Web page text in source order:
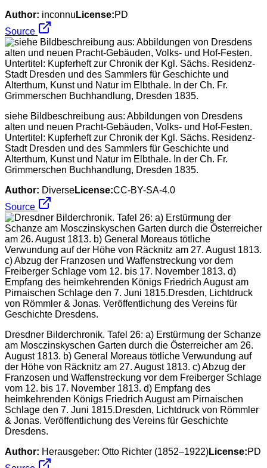
Author: inconnu License:PD
Source
siehe Bildbeschreibung aus: Abbildungen von Dresdens
alten und neuen Pracht-Gebäuden, Volks- und Hof-Festen.
Untertitel: Kupferheft zur Chronik der Kgl. Sächs. Residenz-
Stadt Dresden und des Sammlers für Geschichte und
Alterthum, Kunst und Natur im Elbthale. In der Ch. Fr.
Grimmerschen Buchhandlung, Dresden 1835.
Author: DiverseLicense:CC-BY-SA-4.0
Source
Dresdner Bilderchronik. Tafel 26: a) Erstürmung der Schanze
am Mosczinskyschen Garten durch die Österreicher am 26.
August 1813. b) General Moreaus tötliche Verwundung auf
der Höhe von Räcknitz am 27. August 1813. c) Abzug der
Franzosen und Waffenstreckung vor dem Freiberger Schlage
vom 12. bis 17. November 1813. d) Empfang des
heimkehrenden Königs Friedrich August am Pirnaischen
Schlage den 7. Juni 1815.Dresden, Lichtdruck von Römmler
& Jonas. Veröffentlichung des Vereins für Geschichte
Dresdens.
Author: Herausgeber: Otto Richter (1852–1922)License:PD